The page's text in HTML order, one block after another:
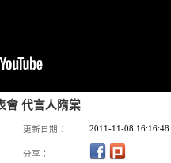
會 代言人隋棠
更新日期： 2011-11-08 16:16:48
分享：